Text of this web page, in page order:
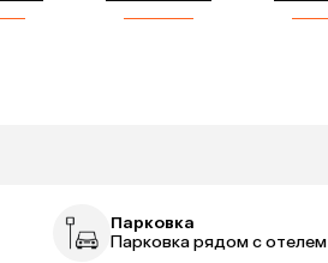
Парковка
Парковка рядом с отелем